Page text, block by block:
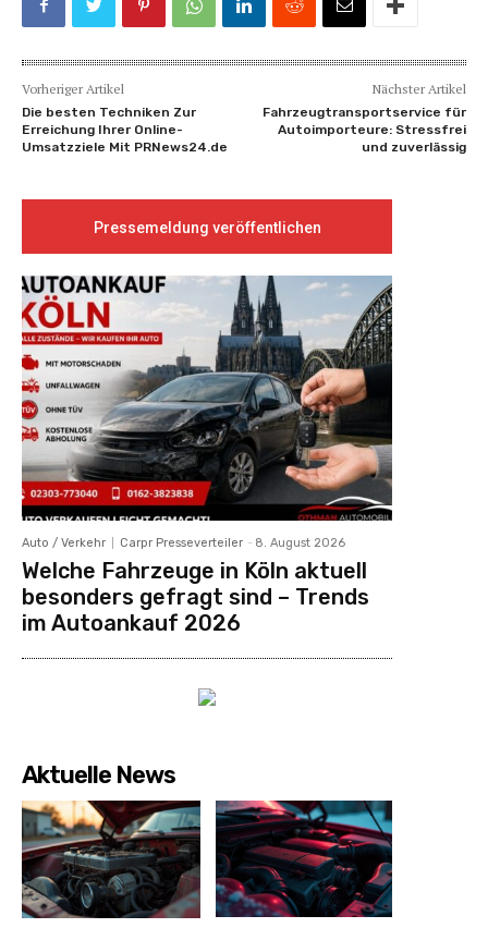
Vorheriger Artikel
Die besten Techniken Zur
Erreichung Ihrer Online-
Umsatzziele Mit PRNews24.de
Nächster Artikel
Fahrzeugtransportservice für
Autoimporteure: Stressfrei
und zuverlässig
Pressemeldung veröffentlichen
Auto / Verkehr Carpr Presseverteiler - 8. August 2026
Welche Fahrzeuge in Köln aktuell
besonders gefragt sind – Trends
im Autoankauf 2026
Aktuelle News